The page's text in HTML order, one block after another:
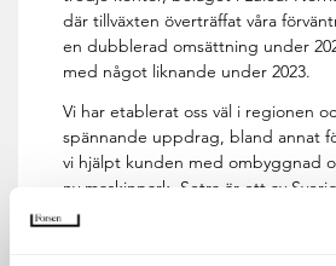
där tillväxten överträffat våra
en dubblerad omsättning under
med något liknande under 2023.
Vi har etablerat oss väl i regionen
spännande uppdrag, bland annat
vi hjälpt kunden med ombyggnad
ny maskinpark. Setra är ett av
träindustriföretag.